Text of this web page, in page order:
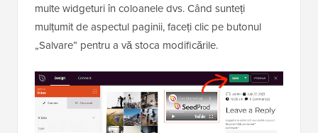
multe widgeturi în coloanele dvs. Când sunteți
mulțumit de aspectul paginii, faceți clic pe butonul
„Salvare” pentru a vă stoca modificările.